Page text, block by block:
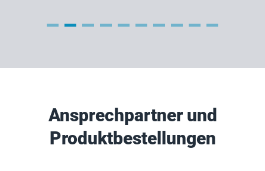
Ansprechpartner und
Produktbestellungen